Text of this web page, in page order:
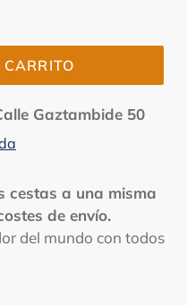
Gaztambide 50
cestas a una misma
de envío.
del mundo con todos